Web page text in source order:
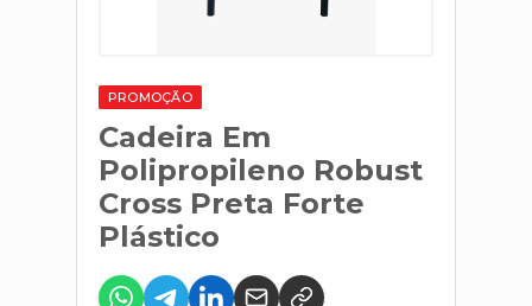
PROMOÇÃO
Cadeira Em
Polipropileno Robust
Cross Preta Forte
Plástico